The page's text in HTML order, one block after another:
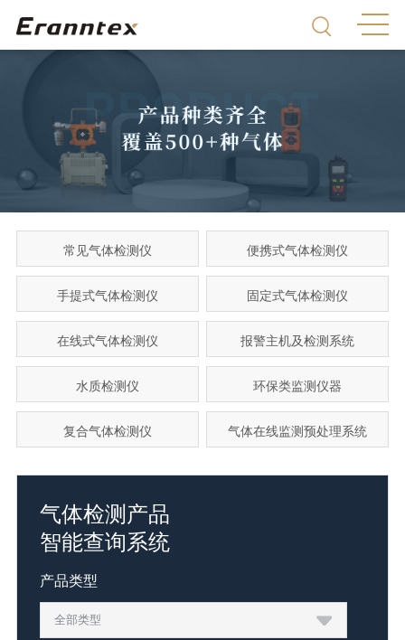
常见气体检测仪 便携式气体检测仪
手提式气体检测仪 固定式气体检测仪
在线式气体检测仪 报警主机及检测系统
水质检测仪 环保类监测仪器
复合气体检测仪 气体在线监测预处理系统
气体检测产品
智能查询系统
产品类型